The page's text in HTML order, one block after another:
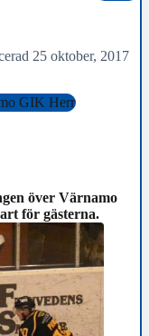
25 oktober, 2017
GIK Herr
över Värnamo
för gästerna.